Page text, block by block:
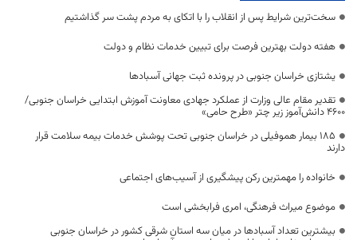
سخت‌ترین شرایط پس از انقلاب را با اتکای به مردم پشت سر گذاشتیم
هفته دولت بهترین فرصت برای تبیین خدمات نظام و دولت
یشتازی خراسان جنوبی در پرونده ثبت جهانی آسبادها
تقدیر مقام عالی وزارت از عملکرد جهادی معاونت آموزش ابتدایی خراسان جنوبی/
۴۶۰۰ دانش‌آموز زیر چتر «طرح حامی»
۱۸۵ بیمار هموفیلی در خراسان جنوبی تحت پوشش خدمات بیمه سلامت قرار
دارند
خانواده را مهمترین رکن پیشگیری از آسیب‌های اجتماعی
موضوع میراث فرهنگی، امری فرابخشی است
بیشترین تعداد آسبادها در میان سه استان شرقی کشور در خراسان جنوبی